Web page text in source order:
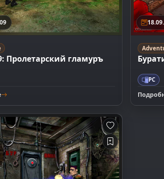
Пролетарский гламуръ
PC